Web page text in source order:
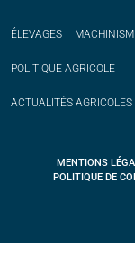
ÉLEVAGES
POLITIQUE AGRICOLE
ACTUALITÉS AGRICOLES
MENTIONS
POLITIQUE DE